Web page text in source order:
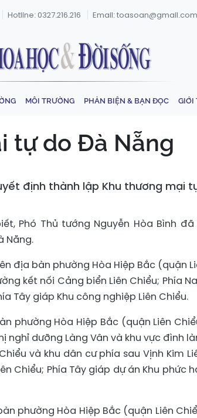
Hotline: 0327.216.216 Email: toasoan@gmail.com
MÔI TRƯỜNG PHẢN BIỆN & BẠN ĐỌC GIỚI
tự do Đà Nẵng
định thành lập Khu thương mại
Phó Thủ tướng Nguyễn Hòa Bình đã
Nẵng.
địa bàn phường Hòa Hiệp Bắc (quận
kết nối Cảng biển Liên Chiểu; Phía
Tây giáp Khu công nghiệp Liên Chiểu.
phường Hòa Hiệp Bắc (quận Liên
nghỉ dưỡng Làng Vân và khu vực đình
và khu dân cư phía sau Vịnh Kim
Chiểu; Phía Tây giáp dự án Khu phức
phường Hòa Hiệp Bắc (quận Liên